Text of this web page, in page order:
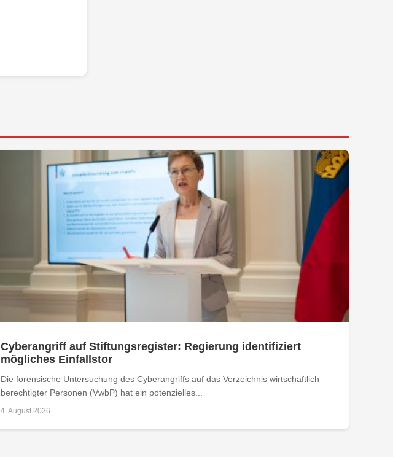
Cyberangriff auf Stiftungsregister: Regierung identifiziert
mögliches Einfallstor
Die forensische Untersuchung des Cyberangriffs auf das Verzeichnis wirtschaftlich
berechtigter Personen (VwbP) hat ein potenzielles...
4. August 2026